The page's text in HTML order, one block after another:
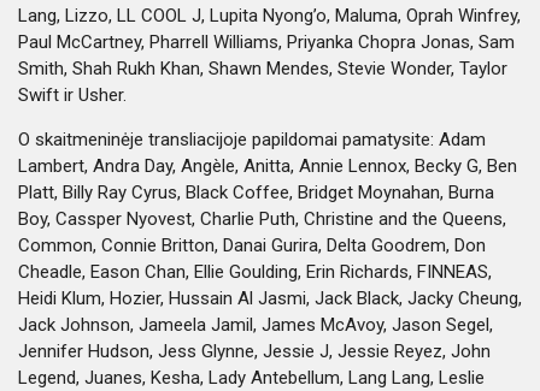
Lang, Lizzo, LL COOL J, Lupita Nyong’o, Maluma, Oprah Winfrey,
Paul McCartney, Pharrell Williams, Priyanka Chopra Jonas, Sam
Smith, Shah Rukh Khan, Shawn Mendes, Stevie Wonder, Taylor
Swift ir Usher.
O skaitmeninėje transliacijoje papildomai pamatysite: Adam
Lambert, Andra Day, Angèle, Anitta, Annie Lennox, Becky G, Ben
Platt, Billy Ray Cyrus, Black Coffee, Bridget Moynahan, Burna
Boy, Cassper Nyovest, Charlie Puth, Christine and the Queens,
Common, Connie Britton, Danai Gurira, Delta Goodrem, Don
Cheadle, Eason Chan, Ellie Goulding, Erin Richards, FINNEAS,
Heidi Klum, Hozier, Hussain Al Jasmi, Jack Black, Jacky Cheung,
Jack Johnson, Jameela Jamil, James McAvoy, Jason Segel,
Jennifer Hudson, Jess Glynne, Jessie J, Jessie Reyez, John
Legend, Juanes, Kesha, Lady Antebellum, Lang Lang, Leslie